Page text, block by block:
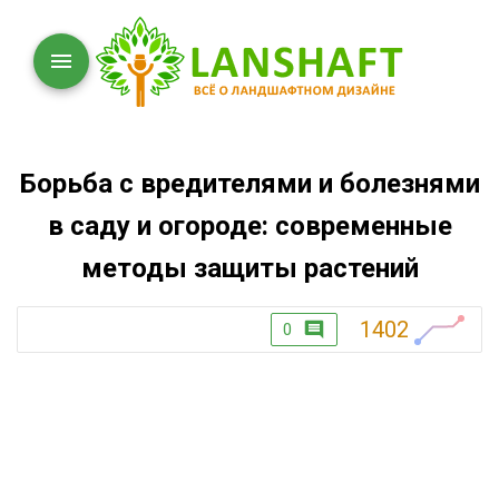
Борьба с вредителями и болезнями
в саду и огороде: современные
методы защиты растений
0 1402